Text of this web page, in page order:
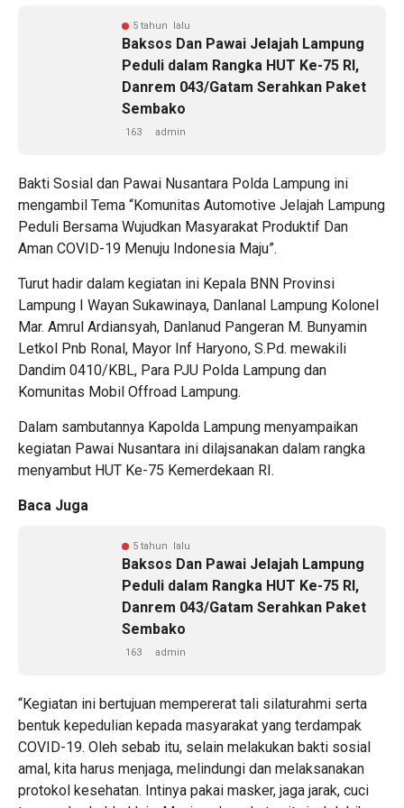
5 tahun lalu
Baksos Dan Pawai Jelajah Lampung
Peduli dalam Rangka HUT Ke-75 RI,
Danrem 043/Gatam Serahkan Paket
Sembako
163 admin
Bakti Sosial dan Pawai Nusantara Polda Lampung ini
mengambil Tema “Komunitas Automotive Jelajah Lampung
Peduli Bersama Wujudkan Masyarakat Produktif Dan
Aman COVID-19 Menuju Indonesia Maju”.
Turut hadir dalam kegiatan ini Kepala BNN Provinsi
Lampung I Wayan Sukawinaya, Danlanal Lampung Kolonel
Mar. Amrul Ardiansyah, Danlanud Pangeran M. Bunyamin
Letkol Pnb Ronal, Mayor Inf Haryono, S.Pd. mewakili
Dandim 0410/KBL, Para PJU Polda Lampung dan
Komunitas Mobil Offroad Lampung.
Dalam sambutannya Kapolda Lampung menyampaikan
kegiatan Pawai Nusantara ini dilajsanakan dalam rangka
menyambut HUT Ke-75 Kemerdekaan RI.
Baca Juga
5 tahun lalu
Baksos Dan Pawai Jelajah Lampung
Peduli dalam Rangka HUT Ke-75 RI,
Danrem 043/Gatam Serahkan Paket
Sembako
163 admin
“Kegiatan ini bertujuan mempererat tali silaturahmi serta
bentuk kepedulian kepada masyarakat yang terdampak
COVID-19. Oleh sebab itu, selain melakukan bakti sosial
amal, kita harus menjaga, melindungi dan melaksanakan
protokol kesehatan. Intinya pakai masker, jaga jarak, cuci